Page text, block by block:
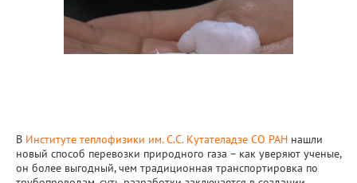
В Институте теплофизики им. С.С. Кутателадзе СО РАН нашли
новый способ перевозки природного газа – как уверяют ученые,
он более выгодный, чем традиционная транспортировка по